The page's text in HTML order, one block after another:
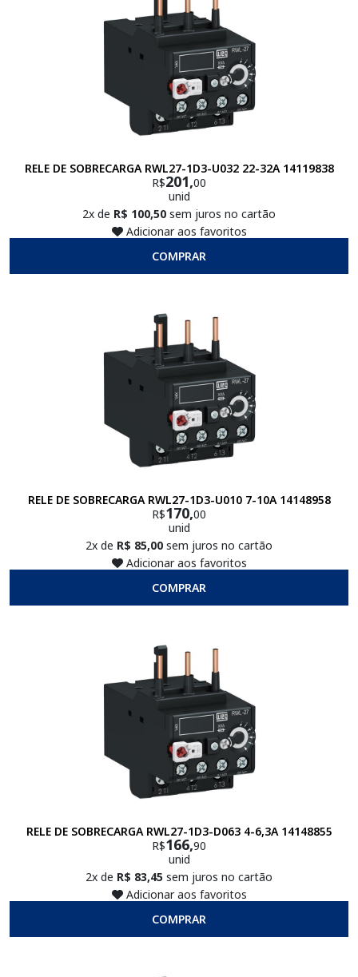
RELE DE SOBRECARGA RWL27-1D3-U032 22-32A 14119838
R$201,00
unid
2x de R$ 100,50 sem juros no cartão
Adicionar aos favoritos
COMPRAR
RELE DE SOBRECARGA RWL27-1D3-U010 7-10A 14148958
R$170,00
unid
2x de R$ 85,00 sem juros no cartão
Adicionar aos favoritos
COMPRAR
RELE DE SOBRECARGA RWL27-1D3-D063 4-6,3A 14148855
R$166,90
unid
2x de R$ 83,45 sem juros no cartão
Adicionar aos favoritos
COMPRAR